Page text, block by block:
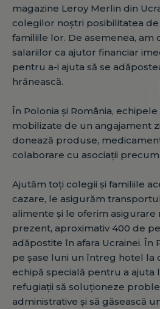
magazine Leroy Merlin din
colegilor noștri posibilitatea de
familiile lor. De asemenea, am
salariilor ca ajutor financiar
pentru a-i ajuta să se
hrănească.
În Polonia și România,
mobilizate de un angajament
donează produse,
colaborare cu asociații precum
Ajutăm toți colegii și familiile
cazare, le asigurăm
alimente și le oferim asigurare
prezent, aproximativ 400 de
adăpostite în afara Ucrainei. În
pe șase luni un întreg hotel la
echipă specială pentru a ajuta
refugiații să soluționeze
administrative și să găsească